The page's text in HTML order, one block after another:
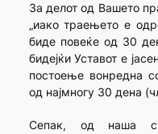
За делот од Вашето
„иако траењето е
биде повеќе од 30
бидејќи Уставот е
постоење вонредна
од најмногу 30 дена
Сепак, од наша